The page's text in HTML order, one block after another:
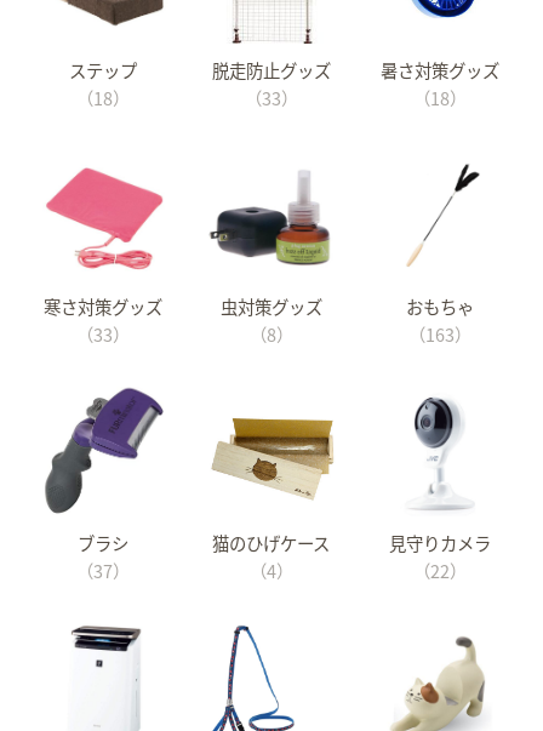
ステップ
（18）
脱走防止グッズ
（33）
暑さ対策グッズ
（18）
寒さ対策グッズ
（33）
虫対策グッズ
（8）
おもちゃ
（163）
ブラシ
（37）
猫のひげケース
（4）
見守りカメラ
（22）